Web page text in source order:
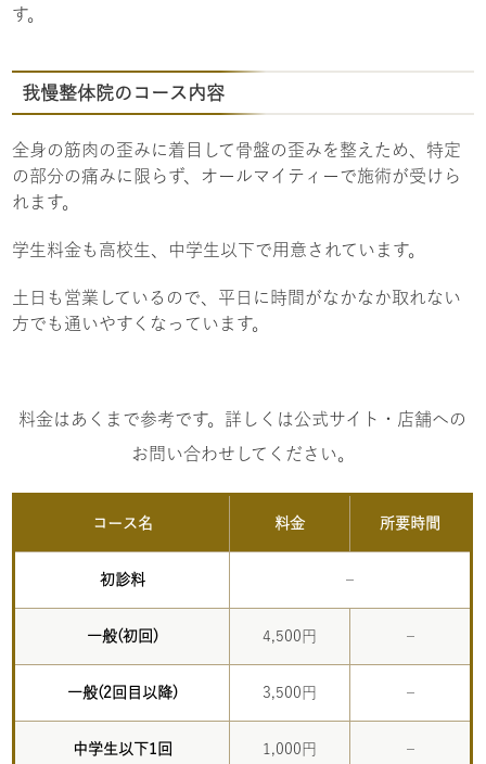
す。
我慢整体院のコース内容
全身の筋肉の歪みに着目して骨盤の歪みを整えため、特定
の部分の痛みに限らず、オールマイティーで施術が受けら
れます。
学生料金も高校生、中学生以下で用意されています。
土日も営業しているので、平日に時間がなかなか取れない
方でも通いやすくなっています。
料金はあくまで参考です。詳しくは公式サイト・店舗への
お問い合わせしてください。
コース名 料金 所要時間
初診料 –
一般(初回) 4,500円 –
一般(2回目以降) 3,500円 –
中学生以下1回 1,000円 –